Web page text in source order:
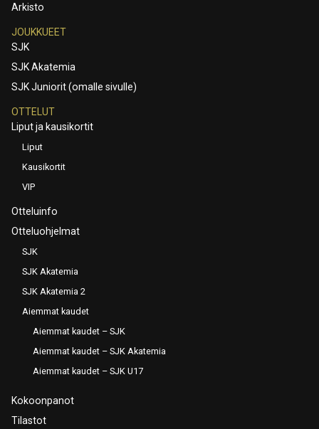
Arkisto
JOUKKUEET
SJK
SJK Akatemia
SJK Juniorit (omalle sivulle)
OTTELUT
Liput ja kausikortit
Liput
Kausikortit
VIP
Otteluinfo
Otteluohjelmat
SJK
SJK Akatemia
SJK Akatemia 2
Aiemmat kaudet
Aiemmat kaudet – SJK
Aiemmat kaudet – SJK Akatemia
Aiemmat kaudet – SJK U17
Kokoonpanot
Tilastot